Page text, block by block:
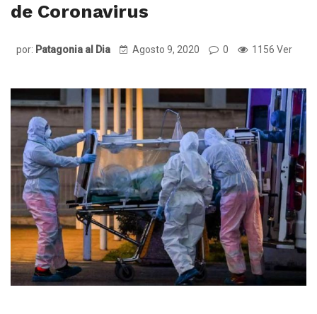
de Coronavirus
por: Patagonia al Dia Agosto 9, 2020 0 1156 Ver